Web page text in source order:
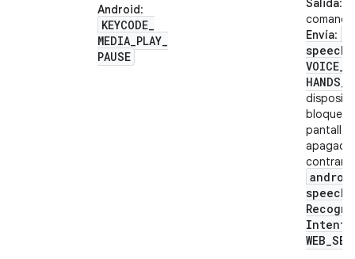
Android:
KEYCODE_
MEDIA_PLAY_
PAUSE
Salida:
Envía:
speech
VOICE_
HANDS_
pantalla
speech
Intent
WEB_